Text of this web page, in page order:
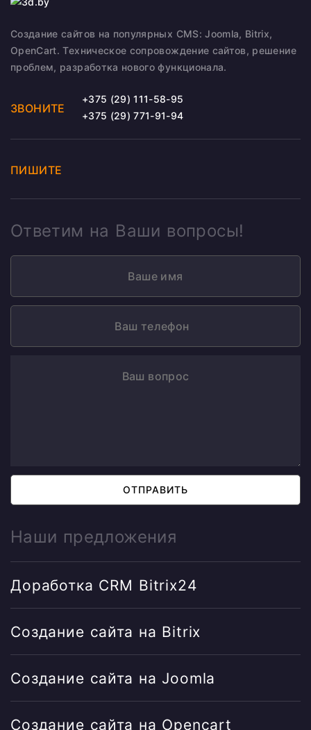
Создание сайтов на популярных CMS: Joomla, Bitrix,
OpenCart. Техническое сопровождение сайтов, решение
проблем, разработка нового функционала.
ЗВОНИТЕ
+375 (29) 111-58-95
+375 (29) 771-91-94
ПИШИТЕ
Ответим на Ваши вопросы!
ОТПРАВИТЬ
Наши предложения
Доработка CRM Bitrix24
Создание сайта на Bitrix
Создание сайта на Joomla
Создание сайта на Opencart